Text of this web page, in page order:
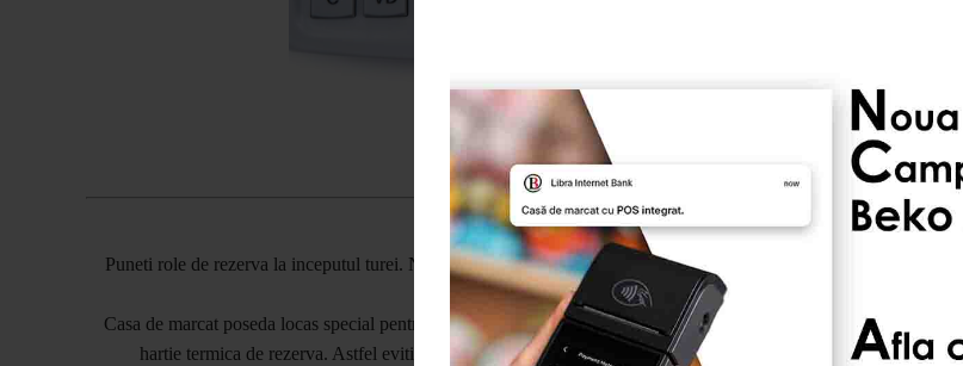
Puneti role de rezerva la inceputul turei. Nu risti sa ramani fara hartie in
casa de marcat.
Casa de marcat poseda locas special pentru stocarea a inca doua role de
hartie termica de rezerva. Astfel eviti situatia jenanta in care opresti